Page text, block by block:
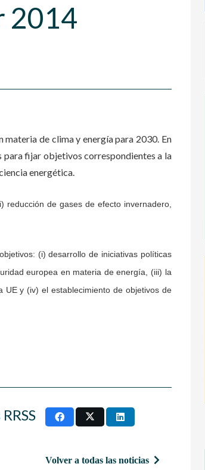
2014
de clima y energía para 2030. En
para fijar objetivos correspondientes a la
energética.
reducción de gases de efecto invernadero,
(i) desarrollo de iniciativas políticas
europea en materia de energía, (iii) la
UE y (iv) el establecimiento de objetivos de
Volver a todas las noticias